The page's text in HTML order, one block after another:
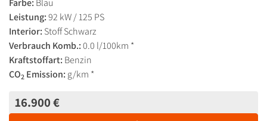
Leistung:92 kW / 125 PS
Interior: Stoff Schwarz
Verbrauch Komb.:0.0 l/100km *
Kraftstoffart: Benzin
CO2 Emission: g/km *
16.900 €